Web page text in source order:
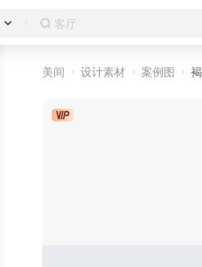
窗帘
美间 设计素材 案例图